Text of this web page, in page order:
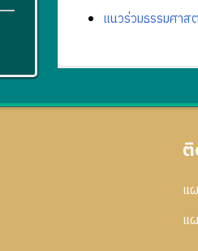
แนวร่วมธรรมศาส
แ
แ